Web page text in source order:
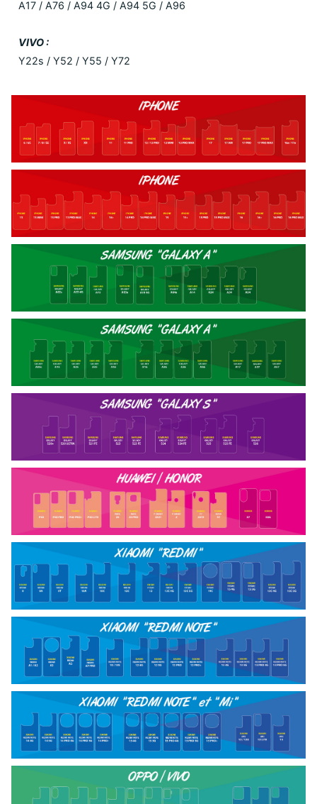
A17 / A76 / A94 4G / A94 5G / A96
VIVO :
Y22s / Y52 / Y55 / Y72